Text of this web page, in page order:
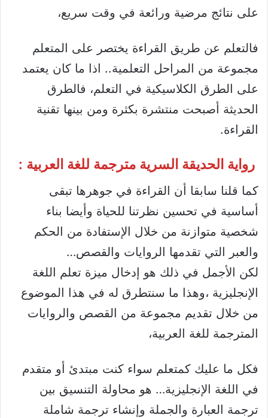
على نتائج مرضية ورائعة في وقت سريع،
فالتعلم عن طريق القراءة يختصر على المتعلم
مجموعة من المراحل التعلمية.. اذا ما كان يعتمد
على الطرق الكلاسيكية في التعلم، فالطرق
الحديثة أصبحت منتشرة بكثرة ومن بينها تقنية
القراءة.
رواية الحديقة السرية مترجمة للغة العربية :
كما قلنا سابقا أن القراءة في جوهرها تبقى
أساسية في تحسين نظرتنا للحياة وأيضا بناء
شخصية متوازنة من خلال الإستفادة من الحكم
والعبر التي تقدمها الروايات والقصص…
لكن الأجمل في ذلك هو إدخال ميزة تعلم اللغة
الإنجليزية ،وهذا ما سنتطرق له في هذا الموضوع
من خلال تقديم مجموعة من القصص والروايات
المترجمة للغة العربية،
فكل ما عليك كمتعلم سواء كنت مبتدئ أو متقدم
في اللغة الإنجليزية… هو محاولة التنسيق بين
ترجمة العبارة والجملة وإنشاء ترجمة شاملة